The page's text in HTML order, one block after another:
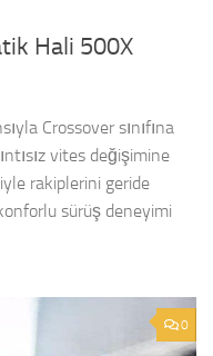
Hali 500X
Crossover sınıfına
vites değişimine
rakiplerini geride
sürüş deneyimi
0